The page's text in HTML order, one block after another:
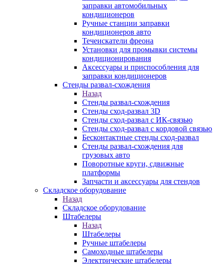
заправки автомобильных
кондиционеров
Ручные станции заправки
кондиционеров авто
Течеискатели фреона
Установки для промывки системы
кондиционирования
Аксессуары и приспособления для
заправки кондиционеров
Стенды развал-схождения
Назад
Стенды развал-схождения
Стенды сход-развал 3D
Стенды сход-развал с ИК-связью
Стенды сход-развал с кордовой связью
Бесконтактные стенды сход-развал
Стенды развал-схождения для
грузовых авто
Поворотные круги, сдвижные
платформы
Запчасти и аксессуары для стендов
Складское оборудование
Назад
Складское оборудование
Штабелеры
Назад
Штабелеры
Ручные штабелеры
Самоходные штабелеры
Электрические штабелеры